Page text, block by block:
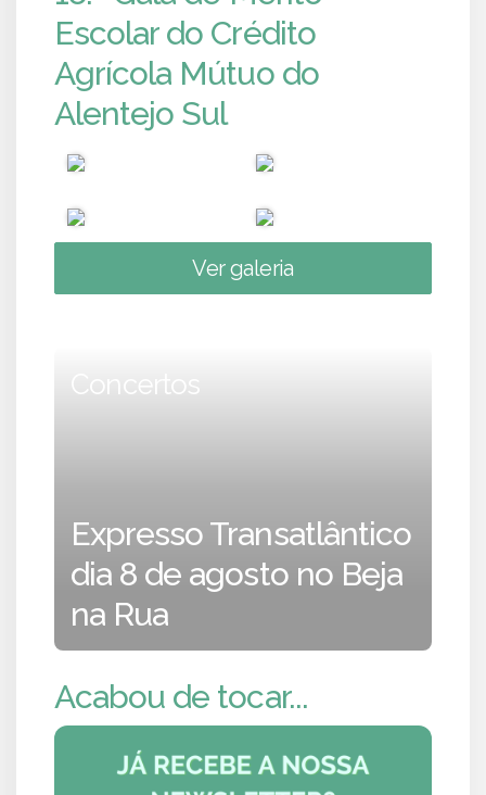
Escolar do Crédito
Agrícola Mútuo do
Alentejo Sul
Ver galeria
Concertos
Expresso Transatlântico
dia 8 de agosto no Beja
na Rua
Acabou de tocar...